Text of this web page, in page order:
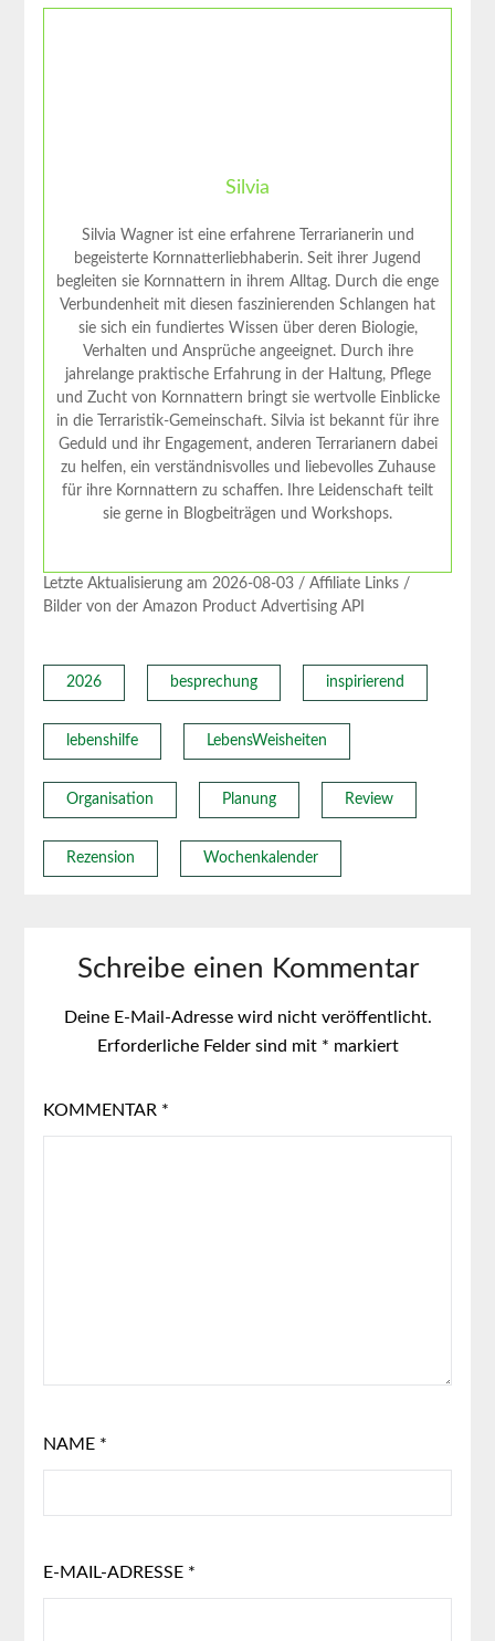
Silvia
Silvia Wagner ist eine erfahrene Terrarianerin und
begeisterte Kornnatterliebhaberin. Seit ihrer Jugend
begleiten sie Kornnattern in ihrem Alltag. Durch die enge
Verbundenheit mit diesen faszinierenden Schlangen hat
sie sich ein fundiertes Wissen über deren Biologie,
Verhalten und Ansprüche angeeignet. Durch ihre
jahrelange praktische Erfahrung in der Haltung, Pflege
und Zucht von Kornnattern bringt sie wertvolle Einblicke
in die Terraristik-Gemeinschaft. Silvia ist bekannt für ihre
Geduld und ihr Engagement, anderen Terrarianern dabei
zu helfen, ein verständnisvolles und liebevolles Zuhause
für ihre Kornnattern zu schaffen. Ihre Leidenschaft teilt
sie gerne in Blogbeiträgen und Workshops.
Letzte Aktualisierung am 2026-08-03 / Affiliate Links /
Bilder von der Amazon Product Advertising API
2026 besprechung inspirierend
lebenshilfe LebensWeisheiten
Organisation Planung Review
Rezension Wochenkalender
Schreibe einen Kommentar
Deine E-Mail-Adresse wird nicht veröffentlicht.
Erforderliche Felder sind mit * markiert
KOMMENTAR *
NAME *
E-MAIL-ADRESSE *